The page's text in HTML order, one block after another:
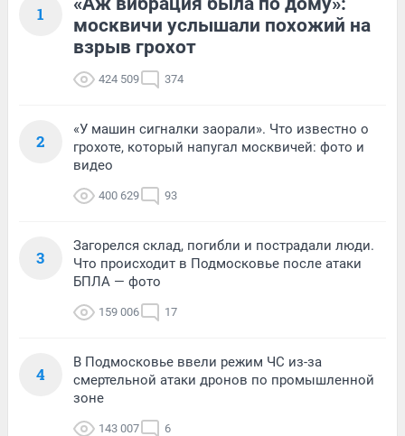
1
москвичи услышали похожий на
взрыв грохот
424 509 374
2
«У машин сигналки заорали». Что известно о
грохоте, который напугал москвичей: фото и
видео
400 629 93
3
Загорелся склад, погибли и пострадали люди.
Что происходит в Подмосковье после атаки
БПЛА — фото
159 006 17
4
В Подмосковье ввели режим ЧС из-за
смертельной атаки дронов по промышленной
зоне
143 007 6